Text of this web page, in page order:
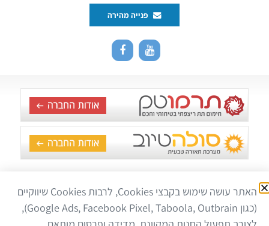
פנייה מהירה
כל הזכויות שמורות לשאברב – מערכת מרכזית לניקוי הבית, ביתק
טכנולוגיות © 2020 |
הצהרת נגישות| מפת אתר|מדיניות פרטיות
האתר עושה שימוש בקבצי Cookies, לרבות Cookies שיווקיים
(כגון Google Ads, Facebook Pixel, Taboola, Outbrain),